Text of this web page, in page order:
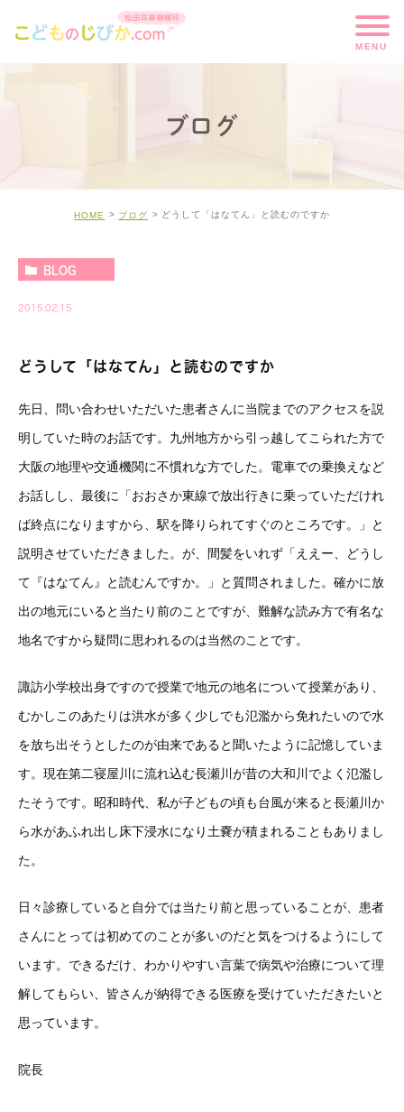
ブログ
HOME ブログ どうして「はなてん」と読むのですか
BLOG
2015.02.15
どうして「はなてん」と読むのですか
先日、問い合わせいただいた患者さんに当院までのアクセスを説
明していた時のお話です。九州地方から引っ越してこられた方で
大阪の地理や交通機関に不慣れな方でした。電車での乗換えなど
お話しし、最後に「おおさか東線で放出行きに乗っていただけれ
ば終点になりますから、駅を降りられてすぐのところです。」と
説明させていただきました。が、間髪をいれず「ええー、どうし
て『はなてん』と読むんですか。」と質問されました。確かに放
出の地元にいると当たり前のことですが、難解な読み方で有名な
地名ですから疑問に思われるのは当然のことです。
諏訪小学校出身ですので授業で地元の地名について授業があり、
むかしこのあたりは洪水が多く少しでも氾濫から免れたいので水
を放ち出そうとしたのが由来であると聞いたように記憶していま
す。現在第二寝屋川に流れ込む長瀬川が昔の大和川でよく氾濫し
たそうです。昭和時代、私が子どもの頃も台風が来ると長瀬川か
ら水があふれ出し床下浸水になり土嚢が積まれることもありまし
た。
日々診療していると自分では当たり前と思っていることが、患者
さんにとっては初めてのことが多いのだと気をつけるようにして
います。できるだけ、わかりやすい言葉で病気や治療について理
解してもらい、皆さんが納得できる医療を受けていただきたいと
思っています。
院長